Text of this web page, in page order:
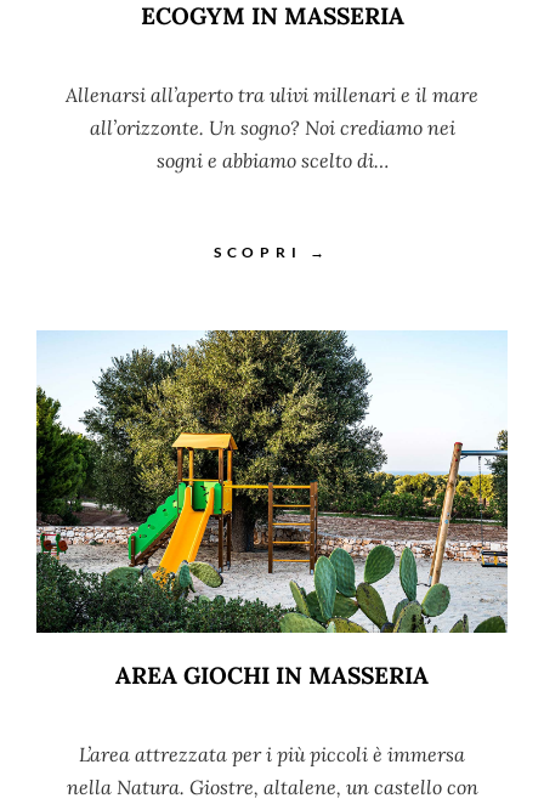
ECOGYM IN MASSERIA
Allenarsi all’aperto tra ulivi millenari e il mare
all’orizzonte. Un sogno? Noi crediamo nei
sogni e abbiamo scelto di…
SCOPRI →
AREA GIOCHI IN MASSERIA
L’area attrezzata per i più piccoli è immersa
nella Natura. Giostre, altalene, un castello con